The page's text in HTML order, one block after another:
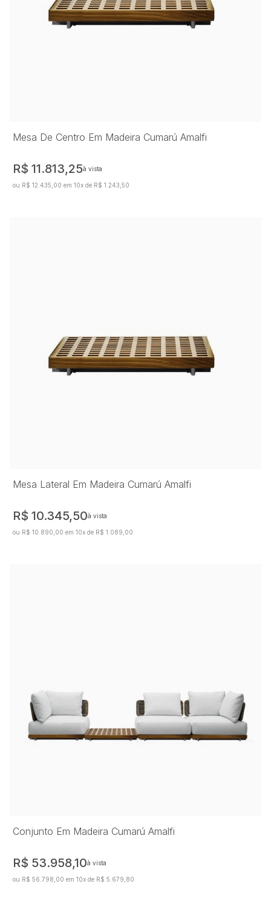
Mesa De Centro Em Madeira Cumarú Amalfi
R$ 11.813,25à vista
ou R$ 12.435,00 em 10x de R$ 1.243,50
Mesa Lateral Em Madeira Cumarú Amalfi
R$ 10.345,50à vista
ou R$ 10.890,00 em 10x de R$ 1.089,00
Conjunto Em Madeira Cumarú Amalfi
R$ 53.958,10à vista
ou R$ 56.798,00 em 10x de R$ 5.679,80